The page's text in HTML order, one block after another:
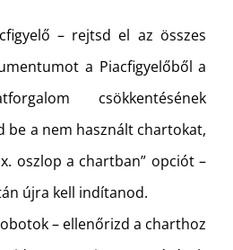
– rejtsd el az összes
a Piacfigyelőből a
csökkentésének
be a nem használt chartokat,
oszlop a chartban” opciót –
újra kell indítanod.
– ellenőrizd a charthoz